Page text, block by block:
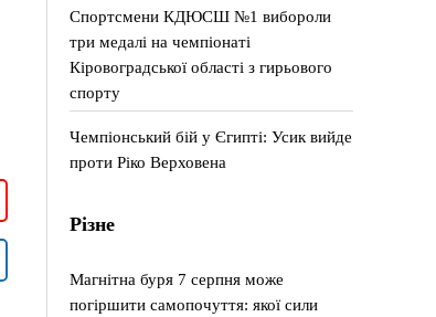
Спортсмени КДЮСШ №1 вибороли
три медалі на чемпіонаті
Кіровоградської області з гирьового
спорту
Чемпіонський бій у Єгипті: Усик вийде
проти Ріко Верховена
Різне
Магнітна буря 7 серпня може
погіршити самопочуття: якої сили